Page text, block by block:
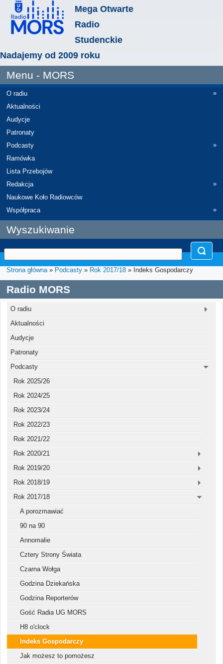
Mega Otwarte
Radio
Studenckie
Nadajemy od 2009 roku
Menu - MORS
O radiu
»
Aktualności
Audycje
Patronaty
Podcasty
»
Ramówka
Lista Przebojów
Redakcja
»
Naukowe Koło Radiowców
Współpraca
»
Wyszukiwanie
Strona główna» Podcasty » Rok 2017/18 » Indeks Gospodarczy
Radio MORS
O radiu
Aktualności
Audycje
Patronaty
Podcasty
Rok 2025/26
Rok 2024/25
Rok 2023/24
Rok 2022/23
Rok 2021/22
Rok 2020/21
Rok 2019/20
Rok 2018/19
Rok 2017/18
A porozmawiać
90 na 90
Annomalie
Cztery Strony Świata
Czarna Wołga
Godzina Dziekańska
Godzina Reporterów
Gość Radia UG MORS
H8 o'clock
Indeks Gospodarczy
Jak możesz to pomożesz